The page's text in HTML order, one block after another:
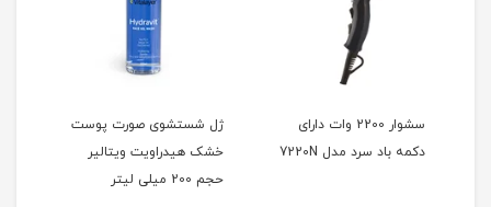
سشوار 2200 وات دارای
دکمه باد سرد مدل 7220N
ژل شستشوی صورت پوست
خشک هیدراویت ویتالیر
حجم 200 میلی لیتر